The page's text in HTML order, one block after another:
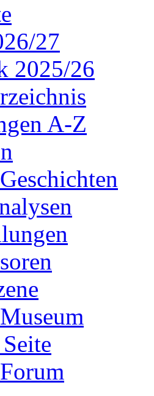
27
2025/26
A-Z